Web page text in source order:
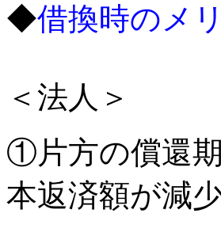
◆借換時のメ
＜法人＞
①片方の償還
本返済額が減